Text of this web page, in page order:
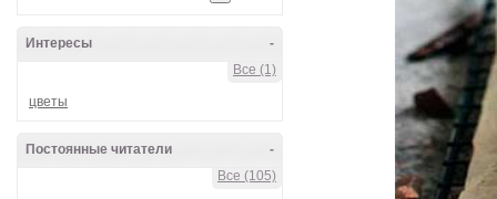
-
Интересы
Все (1)
цветы
-
Постоянные читатели
Все (105)